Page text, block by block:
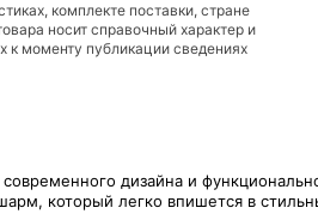
комплекте поставки, стране
носит справочный характер и
к моменту публикации сведениях
дизайна и
который легко впишется в